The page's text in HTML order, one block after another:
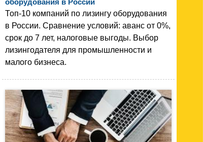
оборудования в России
Топ-10 компаний по лизингу оборудования
в России. Сравнение условий: аванс от 0%,
срок до 7 лет, налоговые выгоды. Выбор
лизингодателя для промышленности и
малого бизнеса.